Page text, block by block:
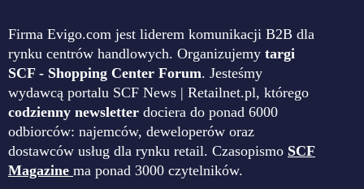
Firma Evigo.com jest liderem komunikacji B2B dla
rynku centrów handlowych. Organizujemy targi
SCF - Shopping Center Forum. Jesteśmy
wydawcą portalu SCF News | Retailnet.pl, którego
codzienny newsletter dociera do ponad 6000
odbiorców: najemców, deweloperów oraz
dostawców usług dla rynku retail. Czasopismo SCF
Magazine ma ponad 3000 czytelników.